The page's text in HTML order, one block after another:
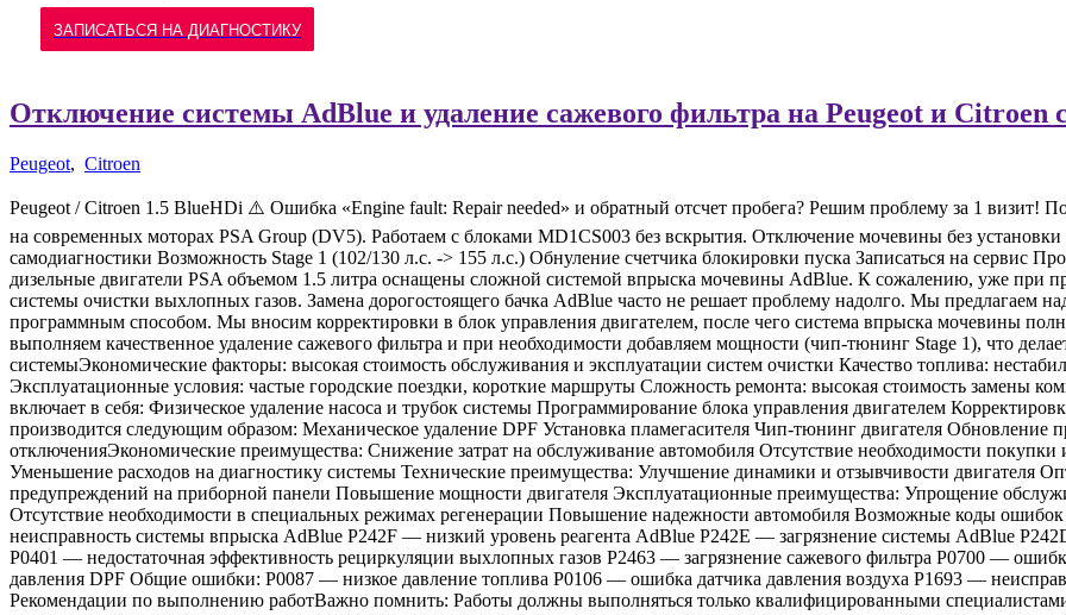
ЗАПИСАТЬСЯ НА ДИАГНОСТИКУ
Отключение системы AdBlue и удаление сажевого фильтра на Peugeot и Citroen
Peugeot, Сitroen
Peugeot / Citroen 1.5 BlueHDi ⚠️ Ошибка «Engine fault: Repair needed» и обратный отсчет пробега? Решим проблему за 1 визит!
на современных моторах PSA Group (DV5). Работаем с блоками MD1CS003 без вскрытия. Отключение мочевины без установки
самодиагностики Возможность Stage 1 (102/130 л.с. -> 155 л.с.) Обнуление счетчика блокировки пуска Записаться на сервис
дизельные двигатели PSA объемом 1.5 литра оснащены сложной системой впрыска мочевины AdBlue. К сожалению, уже при
системы очистки выхлопных газов. Замена дорогостоящего бачка AdBlue часто не решает проблему надолго. Мы предлагаем
программным способом. Мы вносим корректировки в блок управления двигателем, после чего система впрыска мочевины
выполняем качественное удаление сажевого фильтра и при необходимости добавляем мощности (чип-тюнинг Stage 1), что
системыЭкономические факторы: высокая стоимость обслуживания и эксплуатации систем очистки Качество топлива:
Эксплуатационные условия: частые городские поездки, короткие маршруты Сложность ремонта: высокая стоимость замены
включает в себя: Физическое удаление насоса и трубок системы Программирование блока управления двигателем
производится следующим образом: Механическое удаление DPF Установка пламегасителя Чип-тюнинг двигателя Обновление
отключенияЭкономические преимущества: Снижение затрат на обслуживание автомобиля Отсутствие необходимости
Уменьшение расходов на диагностику системы Технические преимущества: Улучшение динамики и отзывчивости двигателя
предупреждений на приборной панели Повышение мощности двигателя Эксплуатационные преимущества: Упрощение
Отсутствие необходимости в специальных режимах регенерации Повышение надежности автомобиля Возможные коды
неисправность системы впрыска AdBlue P242F — низкий уровень реагента AdBlue P242E — загрязнение системы AdBlue
P0401 — недостаточная эффективность рециркуляции выхлопных газов P2463 — загрязнение сажевого фильтра P0700 —
давления DPF Общие ошибки: P0087 — низкое давление топлива P0106 — ошибка датчика давления воздуха P1693 —
Рекомендации по выполнению работВажно помнить: Работы должны выполняться только квалифицированными